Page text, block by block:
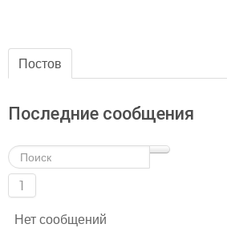
Постов
Последние сообщения
1
Нет сообщений